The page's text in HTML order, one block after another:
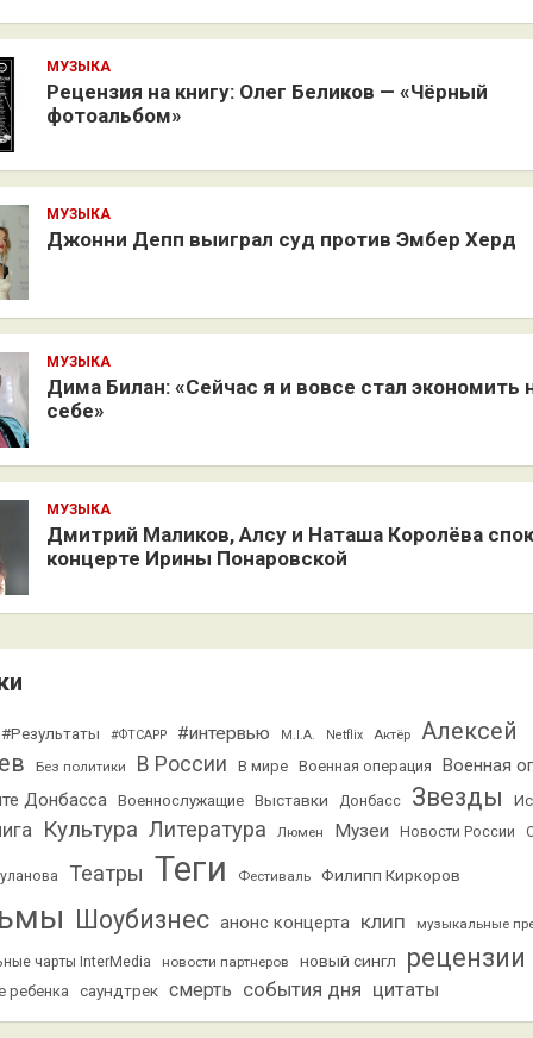
МУЗЫКА
Рецензия на книгу: Олег Беликов — «Чёрный
фотоальбом»
МУЗЫКА
Джонни Депп выиграл суд против Эмбер Херд
МУЗЫКА
Дима Билан: «Сейчас я и вовсе стал экономить
себе»
МУЗЫКА
Дмитрий Маликов, Алсу и Наташа Королёва
концерте Ирины Понаровской
#Результаты #ФТСАРР #интервью M.I.A. Netflix Актёр
Алексей
Без политики В России В мире Военная операция
Военная
Донбасса Военнослужащие Выставки Донбасс Звезды
Культура Литература Люмен Музеи Новости России
Театры Теги Фестиваль Филипп Киркоров
Шоубизнес анонс концерта клип музыкальные
чарты InterMedia новости партнеров новый сингл рецензии
ребенка саундтрек смерть события дня цитаты